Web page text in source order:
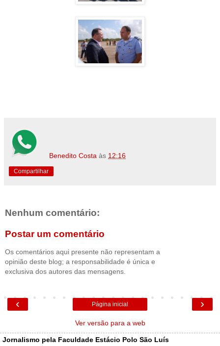
Benedito Costa às 12:16
Compartilhar
Nenhum comentário:
Postar um comentário
Os comentários aqui presente não representam a
opinião deste blog; a responsabilidade é única e
exclusiva dos autores das mensagens.
‹ ›
Página inicial
Ver versão para a web
Jornalismo pela Faculdade Estácio Polo São Luís